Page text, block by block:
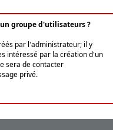
groupe d'utilisateurs ?
par l'administrateur; il y
intéressé par la création d'un
sera de contacter
privé.